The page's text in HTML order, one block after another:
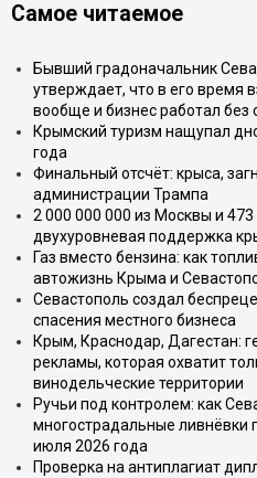
Самое читаемое
Бывший градоначальник
утверждает, что в его время
вообще и бизнес работал без
Крымский туризм нащупал
года
Финальный отсчёт: крыса,
администрации Трампа
2 000 000 000 из Москвы и
двухуровневая поддержка
Газ вместо бензина: как
автожизнь Крыма и
Севастополь создал
спасения местного бизнеса
Крым, Краснодар, Дагестан:
рекламы, которая охватит
винодельческие территории
Ручьи под контролем: как
многострадальные ливнёвки
июля 2026 года
Проверка на антиплагиат